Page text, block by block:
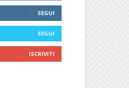
SEGUI
SEGUI
ISCRIVITI